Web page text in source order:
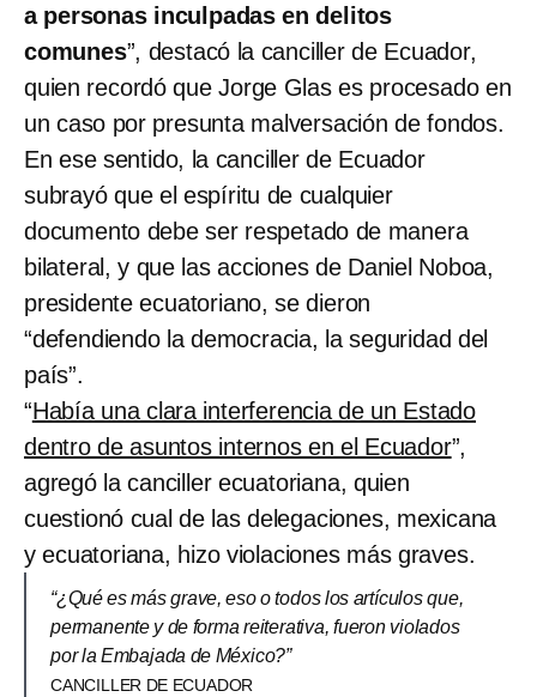
a personas inculpadas en delitos
comunes”, destacó la canciller de Ecuador,
quien recordó que Jorge Glas es procesado en
un caso por presunta malversación de fondos.
En ese sentido, la canciller de Ecuador
subrayó que el espíritu de cualquier
documento debe ser respetado de manera
bilateral, y que las acciones de Daniel Noboa,
presidente ecuatoriano, se dieron
“defendiendo la democracia, la seguridad del
país”.
“Había una clara interferencia de un Estado
dentro de asuntos internos en el Ecuador”,
agregó la canciller ecuatoriana, quien
cuestionó cual de las delegaciones, mexicana
y ecuatoriana, hizo violaciones más graves.
“¿Qué es más grave, eso o todos los artículos que,
permanente y de forma reiterativa, fueron violados
por la Embajada de México?”
CANCILLER DE ECUADOR